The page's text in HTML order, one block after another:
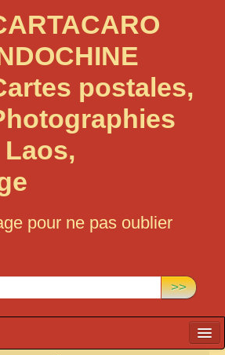
postales,
pour ne pas oublier
>>